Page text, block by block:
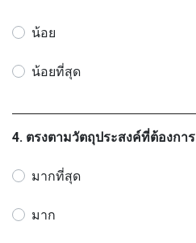
น้อย
น้อยที่สุด
4. ตรงตามวัตถุประสงค์ที่ต้องการ
มากที่สุด
มาก